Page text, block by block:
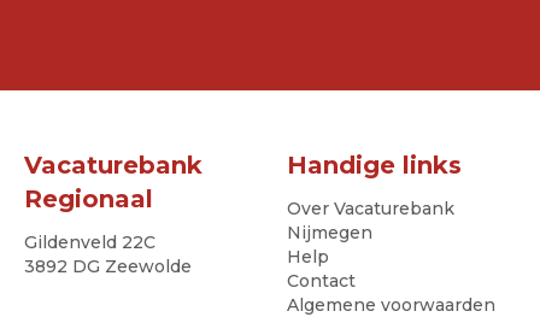
Vacaturebank
Regionaal
Gildenveld 22C
3892 DG Zeewolde
Handige links
Over Vacaturebank
Nijmegen
Help
Contact
Algemene voorwaarden